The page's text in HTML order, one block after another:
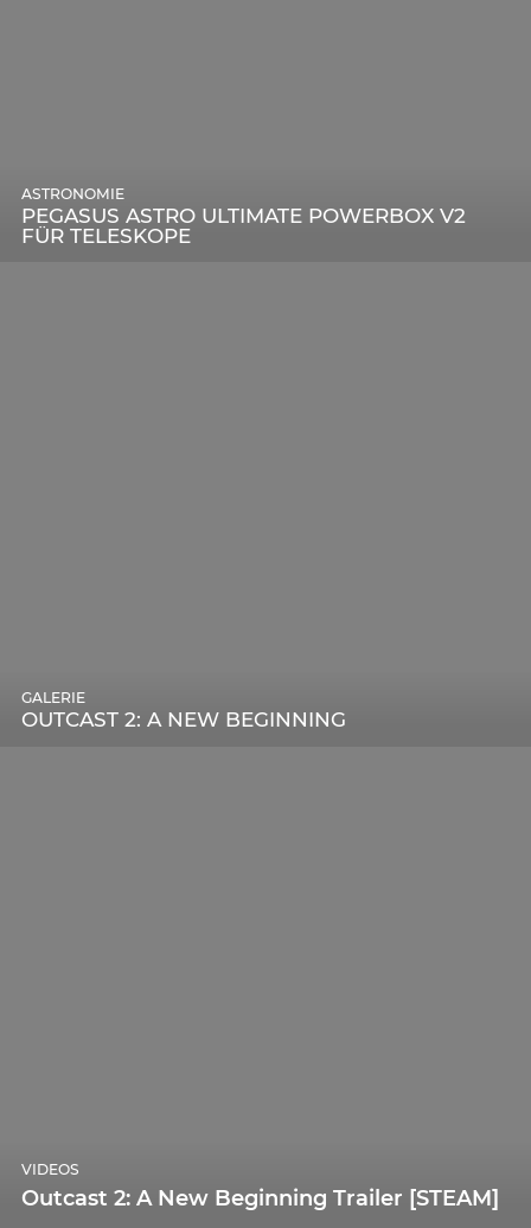
PEGASUS ASTRO ULTIMATE POWERBOX V2
FÜR TELESKOPE
ASTRONOMIE
OUTCAST 2: A NEW BEGINNING
GALERIE
Outcast 2: A New Beginning Trailer [STEAM]
VIDEOS